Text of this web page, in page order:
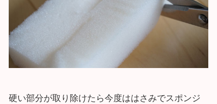
硬い部分が取り除けたら今度ははさみでスポンジ